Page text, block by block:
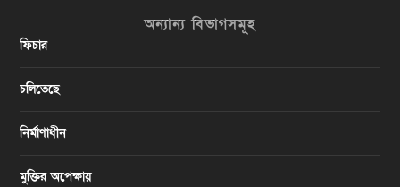
অন্যান্য বিভাগসমূহ
ফিচার
চলিতেছে
নির্মাণাধীন
মুক্তির অপেক্ষায়